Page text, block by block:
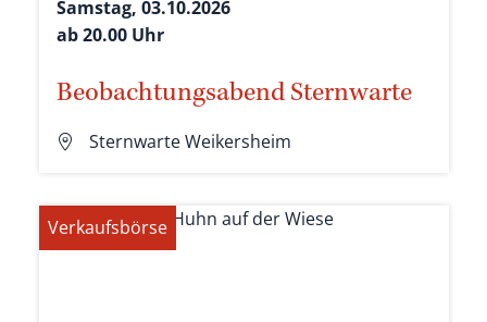
Samstag, 03.10.2026
ab 20.00 Uhr
Beobachtungsabend Sternwarte
Sternwarte Weikersheim
Verkaufsbörse